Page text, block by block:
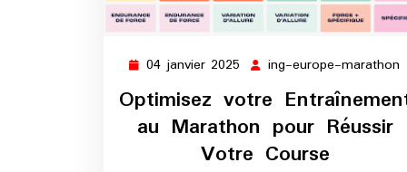
04 janvier 2025 04
2025
ing-europe-marathon
Optimisez votre
au Marathon pour Réussir
Votre Course